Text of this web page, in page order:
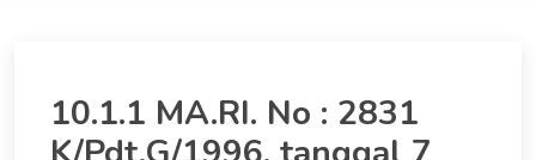
10.1.1 MA.RI. No : 2831